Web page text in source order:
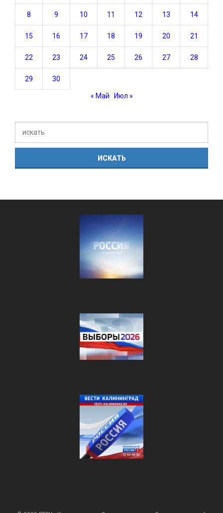
8 9 10 11 12 13 14
15 16 17 18 19 20 21
22 23 24 25 26 27 28
29 30
« Май Июл »